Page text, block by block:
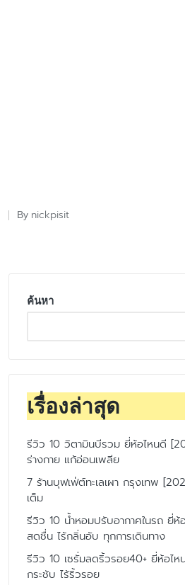
Posted
By nickpisit
ค้นหา
เรื่องล่าสุด
รีวิว 10 วิตามินบีรวม ยี่ห้อไหนดี
ร่างกาย แก้อ่อนเพลีย
7 ร้านบุฟเฟ่ต์ทะเลเผา กรุงเทพ
เต็ม
รีวิว 10 น้ำหอมปรับอากาศในรถ ยี่
สดชื่น ไร้กลิ่นอับ ทุกการเดินทาง
รีวิว 10 เซรั่มลดริ้วรอย40+ ยี่ห้อไ
กระชับ ไร้ริ้วรอย